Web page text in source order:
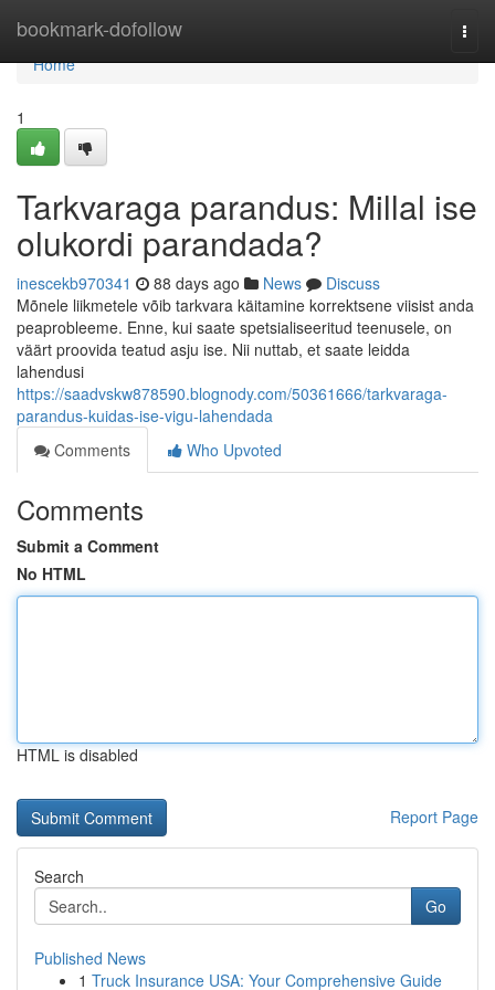
bookmark-dofollow
Home
Home
1
Tarkvaraga parandus: Millal ise
olukordi parandada?
inescekb970341 88 days ago News
Discuss
Mõnele liikmetele võib tarkvara käitamine korrektsene viisist anda
peaprobleeme. Enne, kui saate spetsialiseeritud teenusele, on
väärt proovida teatud asju ise. Nii nuttab, et saate leidda
lahendusi
https://saadvskw878590.blognody.com/50361666/tarkvaraga-
parandus-kuidas-ise-vigu-lahendada
Comments
Who Upvoted
Comments
Submit a Comment
No HTML
HTML is disabled
Report Page
Search
Go
Published News
1 Truck Insurance USA: Your Comprehensive Guide